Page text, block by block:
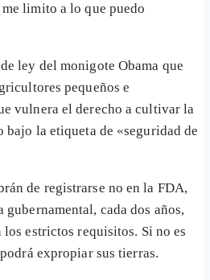
limito a lo que puedo
ley del monigote Obama que
pequeños e
vulnera el derecho a cultivar la
bajo la etiqueta de «seguridad de
de registrarse no en la FDA,
gubernamental, cada dos años,
estrictos requisitos. Si no es
expropiar sus tierras.